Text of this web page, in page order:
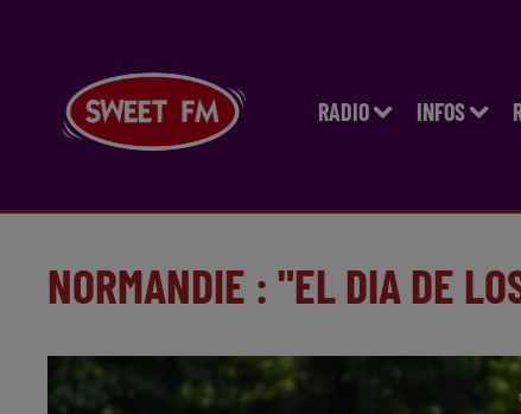
RADIO INFOS
NORMANDIE : "EL DIA DE